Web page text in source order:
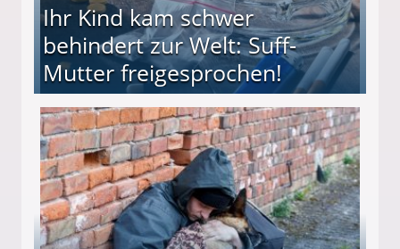
Ihr Kind kam schwer
behindert zur Welt: Suff-
Mutter freigesprochen!
Mutter freigesprochen!